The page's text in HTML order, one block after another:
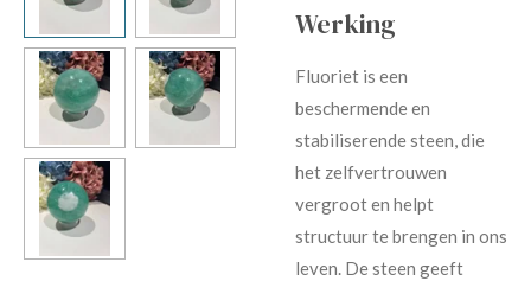
Werking
Fluoriet is een
beschermende en
stabiliserende steen, die
het zelfvertrouwen
vergroot en helpt
structuur te brengen in ons
leven. De steen geeft